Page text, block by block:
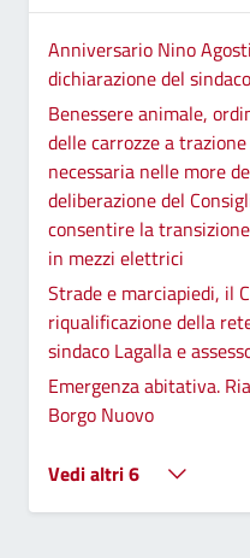
Anniversario Nino
dichiarazione del
Benessere animale,
delle carrozze a
necessaria nelle more
deliberazione del
consentire la
in mezzi elettrici
Strade e marciapiedi, il
riqualificazione della
sindaco Lagalla e
Emergenza abitativa.
Borgo Nuovo
Vedi altri 6